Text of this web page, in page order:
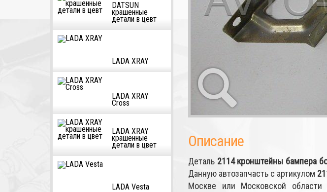
DATSUN
крашенные
детали в цевт
LADA XRAY
LADA XRAY
Cross
LADA XRAY
крашенные
детали в цвет
LADA Vesta
Описание
Деталь 2114 кронштейны бампера
Данную автозапчасть с артикулом
Москве или Московской